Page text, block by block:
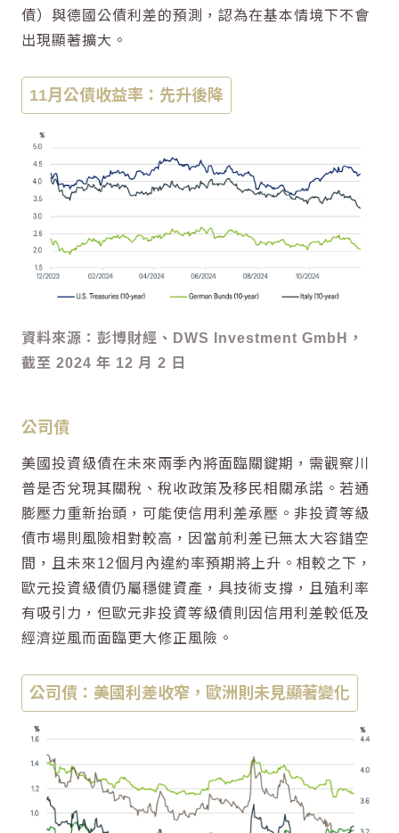
債）與德國公債利差的預測，認為在基本情境下不會
出現顯著擴大。
11月公債收益率：先升後降
資料來源：彭博財經、DWS Investment GmbH，
截至 2024 年 12 月 2 日
公司債
美國投資級債在未來兩季內將面臨關鍵期，需觀察川
普是否兌現其關稅、稅收政策及移民相關承諾。若通
膨壓力重新抬頭，可能使信用利差承壓。非投資等級
債市場則風險相對較高，因當前利差已無太大容錯空
間，且未來12個月內違約率預期將上升。相較之下，
歐元投資級債仍屬穩健資產，具技術支撐，且殖利率
有吸引力，但歐元非投資等級債則因信用利差較低及
經濟逆風而面臨更大修正風險。
公司債：美國利差收窄，歐洲則未見顯著變化